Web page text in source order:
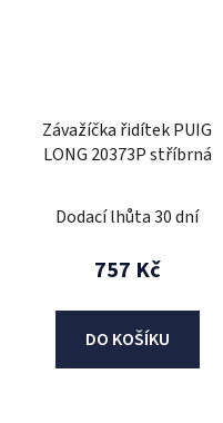
Závažíčka řidítek PUIG
LONG 20373P stříbrná
Dodací lhůta 30 dní
757 Kč
DO KOŠÍKU